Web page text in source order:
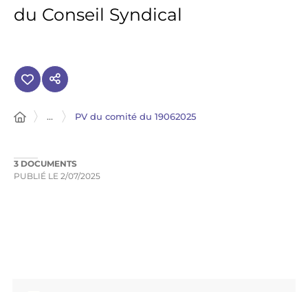
du Conseil Syndical
... PV du comité du 19062025
3 DOCUMENTS
PUBLIÉ LE 2/07/2025